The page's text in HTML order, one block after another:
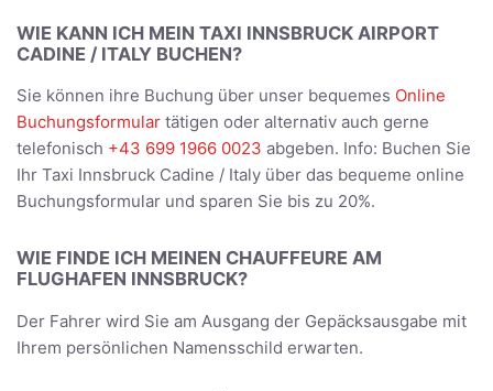
WIE KANN ICH MEIN TAXI INNSBRUCK AIRPORT
CADINE / ITALY BUCHEN?
Sie können ihre Buchung über unser bequemes Online
Buchungsformular tätigen oder alternativ auch gerne
telefonisch +43 699 1966 0023 abgeben. Info: Buchen Sie
Ihr Taxi Innsbruck Cadine / Italy über das bequeme online
Buchungsformular und sparen Sie bis zu 20%.
WIE FINDE ICH MEINEN CHAUFFEURE AM
FLUGHAFEN INNSBRUCK?
Der Fahrer wird Sie am Ausgang der Gepäcksausgabe mit
Ihrem persönlichen Namensschild erwarten.